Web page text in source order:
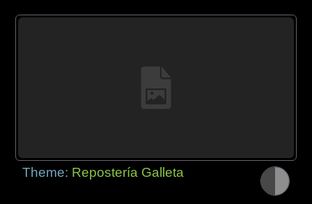
Theme: Repostería Galleta